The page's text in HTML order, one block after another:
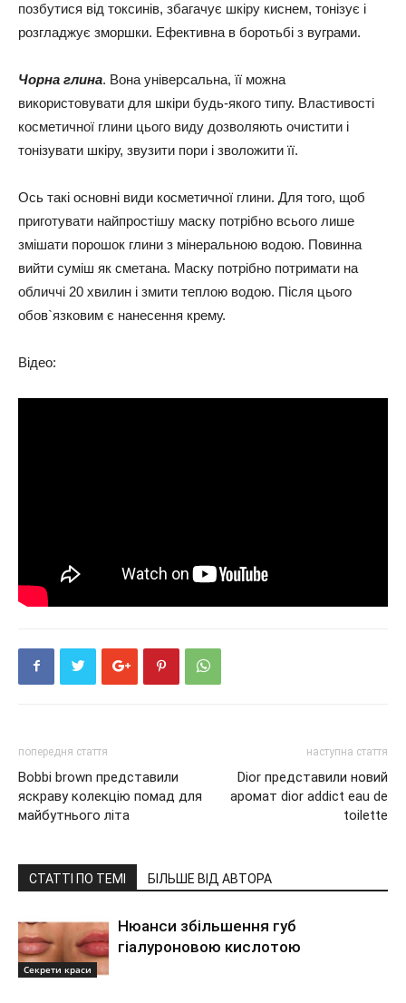
позбутися від токсинів, збагачує шкіру киснем, тонізує і
розгладжує зморшки. Ефективна в боротьбі з вуграми.
Чорна глина. Вона універсальна, її можна
використовувати для шкіри будь-якого типу. Властивості
косметичної глини цього виду дозволяють очистити і
тонізувати шкіру, звузити пори і зволожити її.
Ось такі основні види косметичної глини. Для того, щоб
приготувати найпростішу маску потрібно всього лише
змішати порошок глини з мінеральною водою. Повинна
вийти суміш як сметана. Маску потрібно потримати на
обличчі 20 хвилин і змити теплою водою. Після цього
обов`язковим є нанесення крему.
Відео:
попередня стаття
Bobbi brown представили
яскраву колекцію помад для
майбутнього літа
наступна стаття
Dior представили новий
аромат dior addict eau de
toilette
СТАТТІ ПО ТЕМІ БІЛЬШЕ ВІД АВТОРА
Секрети краси
Нюанси збільшення губ
гіалуроновою кислотою